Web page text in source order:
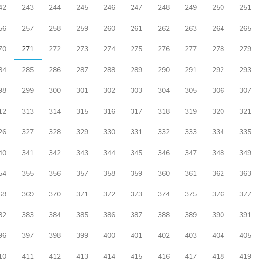
243 244 245 246 247 248 249 250 251
257 258 259 260 261 262 263 264 265
271 272 273 274 275 276 277 278 279
285 286 287 288 289 290 291 292 293
299 300 301 302 303 304 305 306 307
313 314 315 316 317 318 319 320 321
327 328 329 330 331 332 333 334 335
341 342 343 344 345 346 347 348 349
355 356 357 358 359 360 361 362 363
369 370 371 372 373 374 375 376 377
383 384 385 386 387 388 389 390 391
397 398 399 400 401 402 403 404 405
411 412 413 414 415 416 417 418 419